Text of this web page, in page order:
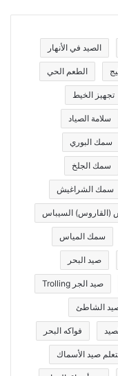
الصيد في الأنهار
الطعم الحي
تجهيز الخيط
سلامة الصياد
سمك البوري
سمك الجلخ
سمك الشراغيش
(القاروس) السيباس
سمك المياس
صيد البحر
صيد الجر Trolling
الشاطئ
فواكه البحر
صيد الأسماك